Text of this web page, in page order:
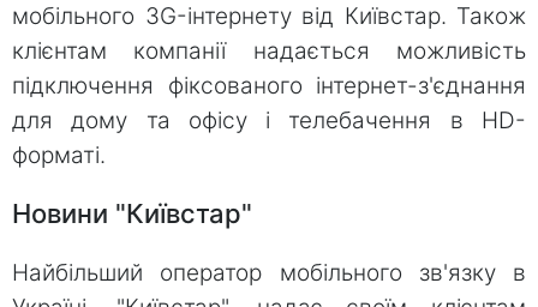
мобільного 3G-інтернету від Київстар. Також
клієнтам компанії надається можливість
підключення фіксованого інтернет-з'єднання
для дому та офісу і телебачення в HD-
форматі.
Новини "Київстар"
Найбільший оператор мобільного зв'язку в